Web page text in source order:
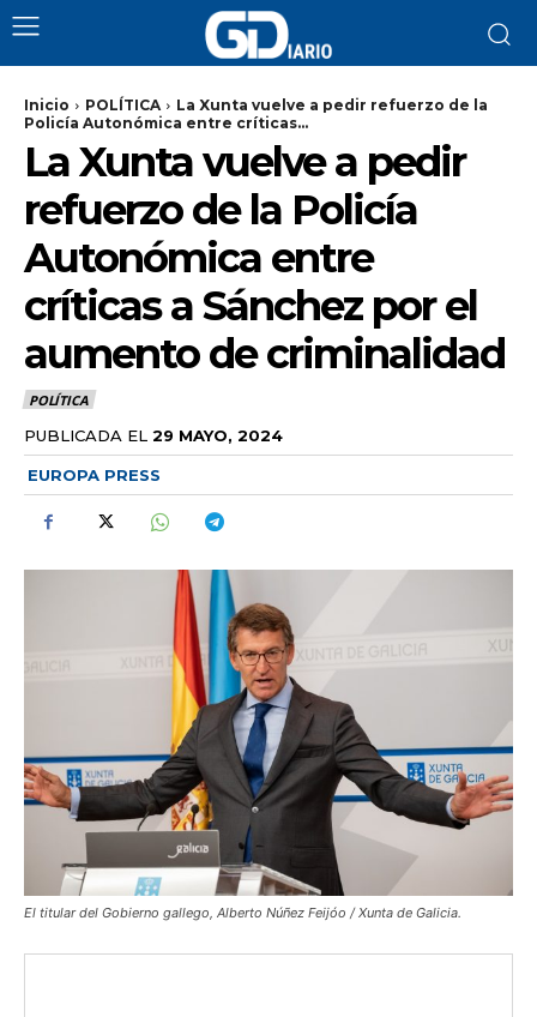
Inicio POLÍTICA
La Xunta vuelve a pedir refuerzo de la
Policía Autonómica entre críticas...
La Xunta vuelve a pedir
refuerzo de la Policía
Autonómica entre
críticas a Sánchez por el
aumento de criminalidad
POLÍTICA
PUBLICADA EL 29 MAYO, 2024
EUROPA PRESS
El titular del Gobierno gallego, Alberto Núñez Feijóo / Xunta de Galicia.